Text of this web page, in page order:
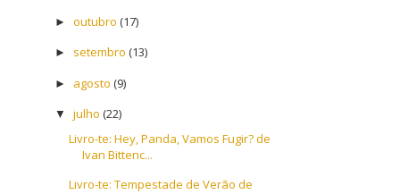
► outubro (17)
► setembro (13)
► agosto (9)
▼ julho (22)
Livro-te: Hey, Panda, Vamos Fugir? de
Ivan Bittenc...
Livro-te: Tempestade de Verão de